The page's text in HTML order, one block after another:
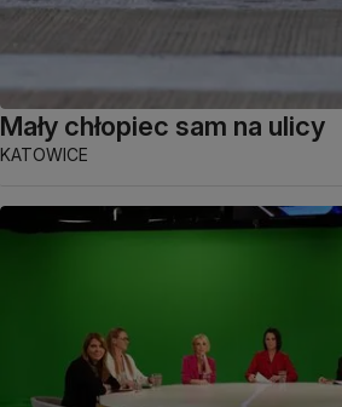
Mały chłopiec sam na ulicy
KATOWICE